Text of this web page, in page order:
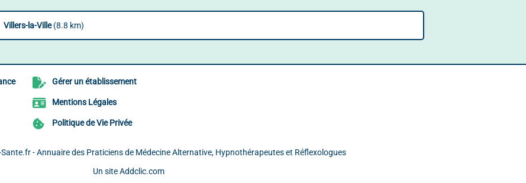
Villers-la-Ville(8.8 km)
Gérer un établissement
Mentions Légales
Politique de Vie Privée
- Annuaire des Praticiens de Médecine Alternative, Hypnothérapeutes et Réflexologues
Un site Addclic.com